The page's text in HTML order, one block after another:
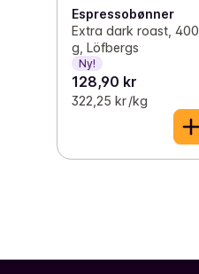
Espressobønner
Extra dark roast, 400
g, Löfbergs
Ny!
128,90 kr
322,25 kr /kg